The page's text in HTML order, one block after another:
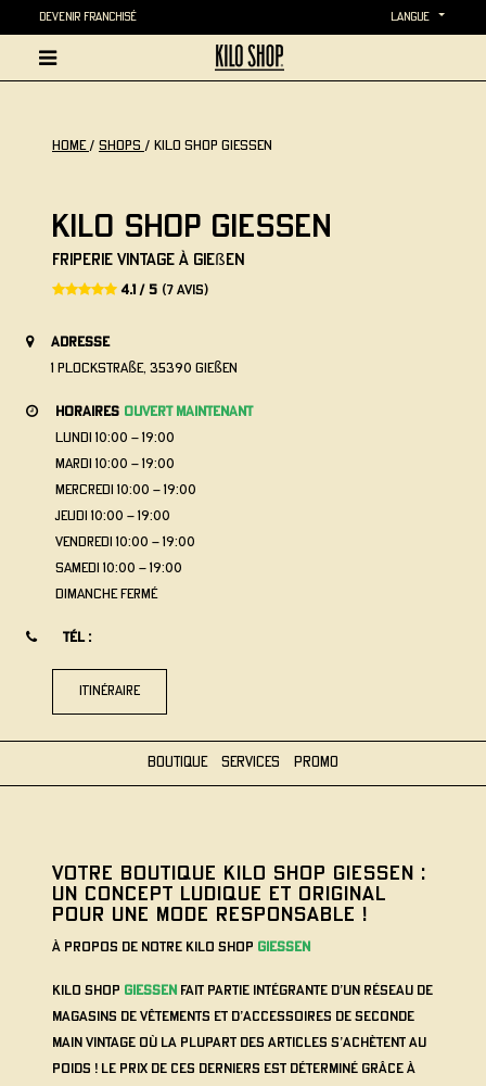
Devenir Franchisé langue
home / Shops / Kilo Shop GIESSEN
Kilo Shop GIESSEN
Friperie vintage à Gießen
4.1 / 5 (7 avis)
adresse
1 Plockstraße, 35390 Gießen
horaires ouvert maintenant
lundi 10:00 - 19:00
mardi 10:00 - 19:00
mercredi 10:00 - 19:00
jeudi 10:00 - 19:00
vendredi 10:00 - 19:00
samedi 10:00 - 19:00
dimanche Fermé
Tél :
itinéraire
Boutique Services Promo
VOTRE BOUTIQUE KILO SHOP GIESSEN :
UN CONCEPT LUDIQUE ET ORIGINAL
POUR UNE MODE RESPONSABLE !
À propos de notre Kilo Shop GIESSEN
Kilo Shop GIESSEN fait partie intégrante d’un réseau de
magasins de vêtements et d’accessoires de seconde
main vintage où la plupart des articles s’achètent au
poids ! Le prix de ces derniers est déterminé grâce à